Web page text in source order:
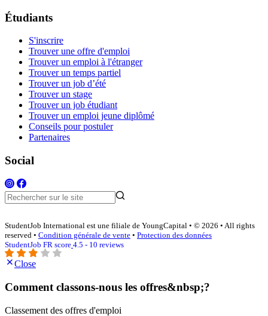
Étudiants
S'inscrire
Trouver une offre d'emploi
Trouver un emploi à l'étranger
Trouver un temps partiel
Trouver un job d’été
Trouver un stage
Trouver un job étudiant
Trouver un emploi jeune diplômé
Conseils pour postuler
Partenaires
Social
StudentJob International est une filiale de YoungCapital • © 2026 • All rights
reserved • Condition générale de vente • Protection des données
StudentJob FR score 4.5 - 10 reviews
Close
Comment classons-nous les offres&nbsp;?
Classement des offres d'emploi